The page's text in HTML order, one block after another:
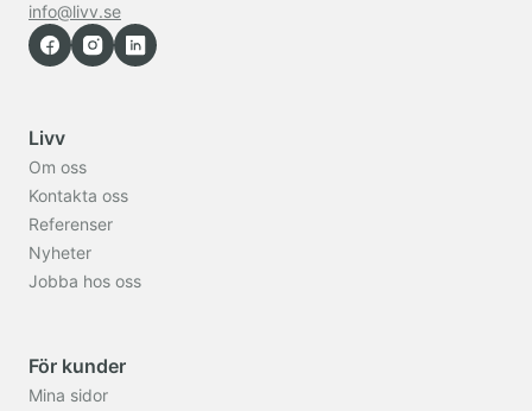
info@livv.se
Livv
Om oss
Kontakta oss
Referenser
Nyheter
Jobba hos oss
För kunder
Mina sidor